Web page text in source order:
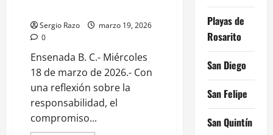
y
swing
años
20
y
40
Sergio Razo
marzo 19, 2026
0
Ensenada B. C.- Miércoles
18 de marzo de 2026.- Con
una reflexión sobre la
responsabilidad, el
compromiso...
Playas de
Rosarito
San Diego
San Felipe
San Quintín